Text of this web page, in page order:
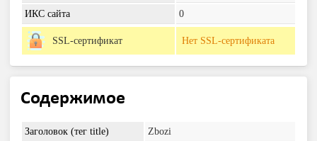
ИКС сайта
0
SSL-сертификат Нет SSL-сертификата
Содержимое
Заголовок (тег title)
Zbozi